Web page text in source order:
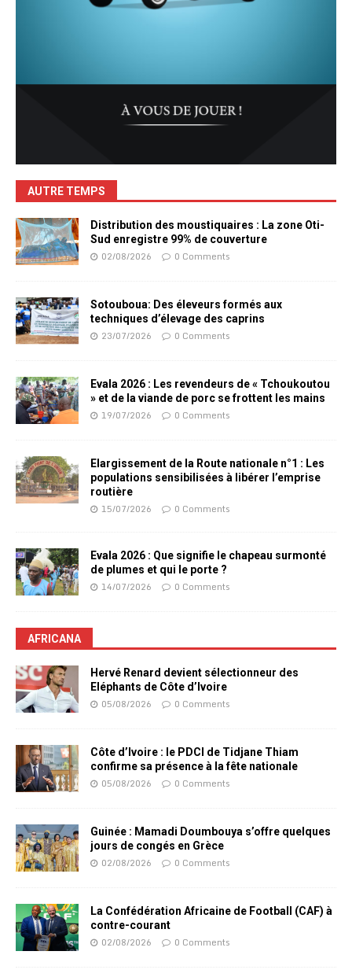
AUTRE TEMPS
Distribution des moustiquaires : La zone Oti-
Sud enregistre 99% de couverture
02/08/2026 0 Comments
Sotouboua: Des éleveurs formés aux
techniques d’élevage des caprins
23/07/2026 0 Comments
Evala 2026 : Les revendeurs de « Tchoukoutou
» et de la viande de porc se frottent les mains
19/07/2026 0 Comments
Elargissement de la Route nationale n°1 : Les
populations sensibilisées à libérer l’emprise
routière
15/07/2026 0 Comments
Evala 2026 : Que signifie le chapeau surmonté
de plumes et qui le porte ?
14/07/2026 0 Comments
AFRICANA
Hervé Renard devient sélectionneur des
Eléphants de Côte d’Ivoire
05/08/2026 0 Comments
Côte d’Ivoire : le PDCI de Tidjane Thiam
confirme sa présence à la fête nationale
05/08/2026 0 Comments
Guinée : Mamadi Doumbouya s’offre quelques
jours de congés en Grèce
02/08/2026 0 Comments
La Confédération Africaine de Football (CAF) à
contre-courant
02/08/2026 0 Comments